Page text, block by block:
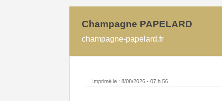
Champagne PAPELARD
champagne-papelard.fr
Imprimé le : 8/08/2026 - 07 h 56.